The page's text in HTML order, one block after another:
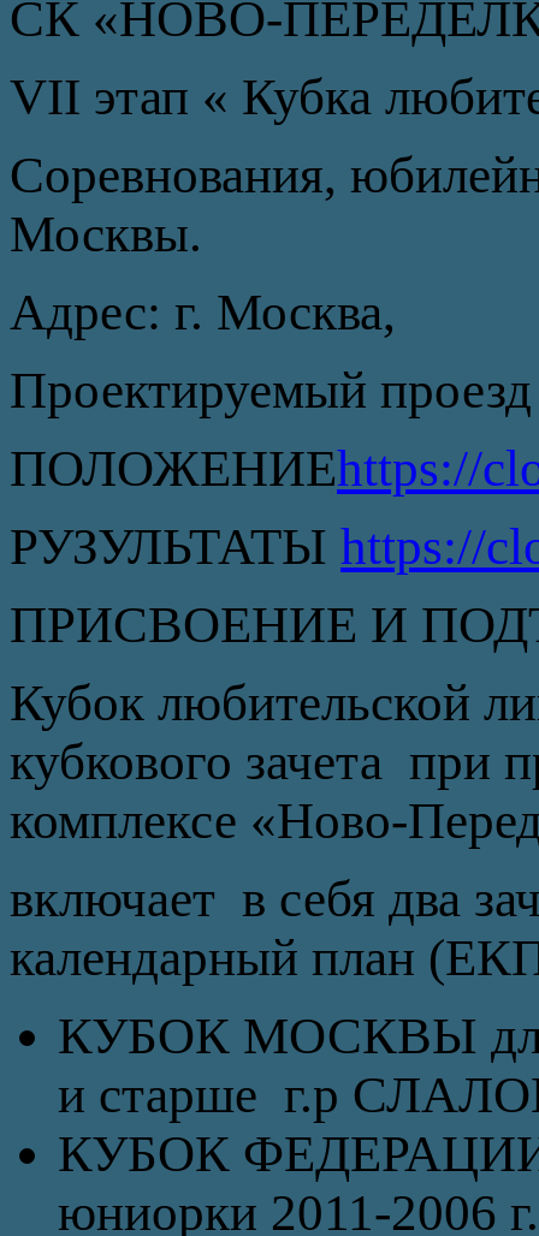
СК «НОВО-
VII этап « Кубка
Соревнования,
Москвы.
Адрес: г. Москва,
Проектируемый
ПОЛОЖЕНИЕhttps://
РУЗУЛЬТАТЫ https://
ПРИСВОЕНИЕ И
Кубок любительской
кубкового зачета при
комплексе «Ново-
включает в себя два
календарный план
КУБОК МОСКВЫ для
и старше г.р
КУБОК ФЕДЕРАЦИИ
юниорки 2011-